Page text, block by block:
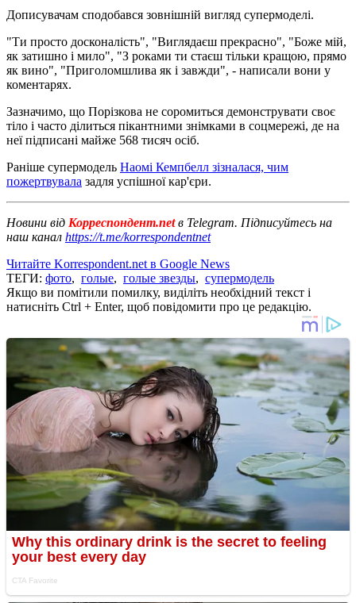
Дописувачам сподобався зовнішній вигляд супермоделі.
"Ти просто досконалість", "Виглядаєш прекрасно", "Боже мій,
як затишно і мило", "З роками ти стаєш тільки кращою, прямо
як вино", "Приголомшлива як і завжди", - написали вони у
коментарях.
Зазначимо, що Порізкова не соромиться демонструвати своє
тіло і часто ділиться пікантними знімками в соцмережі, де на
неї підписані майже 568 тисяч осіб.
Раніше супермодель Наомі Кемпбелл зізналася, чим
пожертвувала задля успішної кар'єри.
Новини від Корреспондент.netв Telegram. Підписуйтесь на
наш канал https://t.me/korrespondentnet
Читайте Korrespondent.net в Google News
ТЕГИ: фото, голые, голые звезды, супермодель
Якщо ви помітили помилку, виділіть необхідний текст і
натисніть Ctrl + Enter, щоб повідомити про це редакцію.